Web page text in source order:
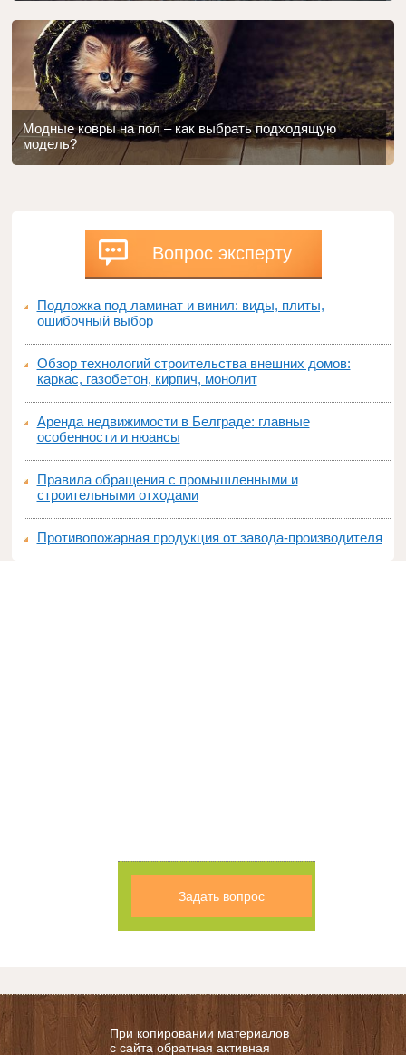
Модные ковры на пол – как выбрать подходящую
модель?
Вопрос эксперту
Подложка под ламинат и винил: виды, плиты,
ошибочный выбор
Обзор технологий строительства внешних домов:
каркас, газобетон, кирпич, монолит
Аренда недвижимости в Белграде: главные
особенности и нюансы
Правила обращения с промышленными и
строительными отходами
Противопожарная продукция от завода-производителя
Задать вопрос
При копировании материалов
с сайта обратная активная